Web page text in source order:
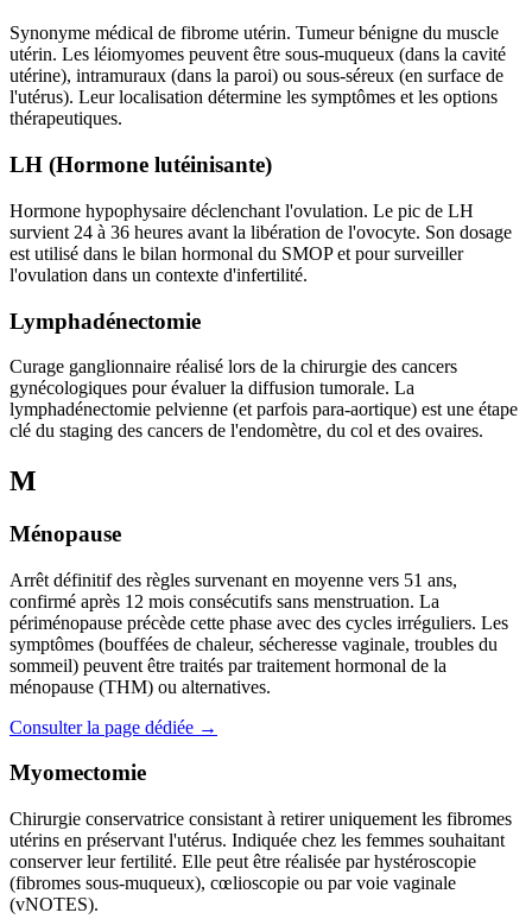
Synonyme médical de fibrome utérin. Tumeur bénigne du muscle
utérin. Les léiomyomes peuvent être sous-muqueux (dans la cavité
utérine), intramuraux (dans la paroi) ou sous-séreux (en surface de
l'utérus). Leur localisation détermine les symptômes et les options
thérapeutiques.
LH (Hormone lutéinisante)
Hormone hypophysaire déclenchant l'ovulation. Le pic de LH
survient 24 à 36 heures avant la libération de l'ovocyte. Son dosage
est utilisé dans le bilan hormonal du SMOP et pour surveiller
l'ovulation dans un contexte d'infertilité.
Lymphadénectomie
Curage ganglionnaire réalisé lors de la chirurgie des cancers
gynécologiques pour évaluer la diffusion tumorale. La
lymphadénectomie pelvienne (et parfois para-aortique) est une étape
clé du staging des cancers de l'endomètre, du col et des ovaires.
M
Ménopause
Arrêt définitif des règles survenant en moyenne vers 51 ans,
confirmé après 12 mois consécutifs sans menstruation. La
périménopause précède cette phase avec des cycles irréguliers. Les
symptômes (bouffées de chaleur, sécheresse vaginale, troubles du
sommeil) peuvent être traités par traitement hormonal de la
ménopause (THM) ou alternatives.
Consulter la page dédiée →
Myomectomie
Chirurgie conservatrice consistant à retirer uniquement les fibromes
utérins en préservant l'utérus. Indiquée chez les femmes souhaitant
conserver leur fertilité. Elle peut être réalisée par hystéroscopie
(fibromes sous-muqueux), cœlioscopie ou par voie vaginale
(vNOTES).